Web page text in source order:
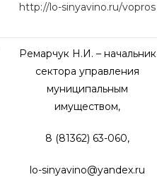
http://lo-sinyavino.ru/vopros
Ремарчук Н.И. – начальник
сектора управления
муниципальным
имуществом,
8 (81362) 63-060,
lo-sinyavino@yandex.ru